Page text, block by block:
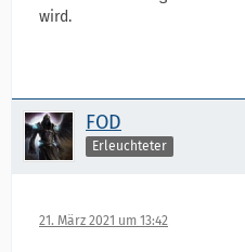
wird.
FOD
Erleuchteter
21. März 2021 um 13:42